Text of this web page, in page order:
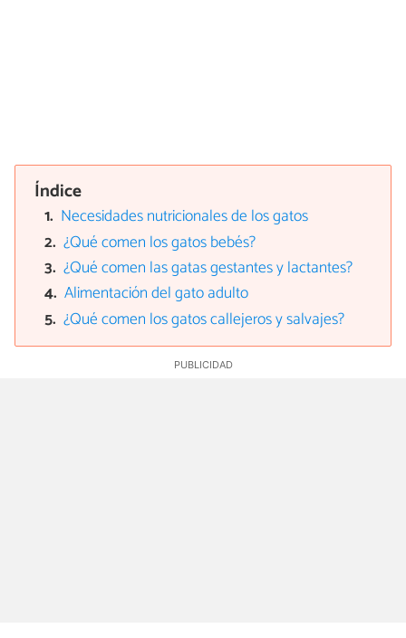
Índice
Necesidades nutricionales de los gatos
¿Qué comen los gatos bebés?
¿Qué comen las gatas gestantes y lactantes?
Alimentación del gato adulto
¿Qué comen los gatos callejeros y salvajes?